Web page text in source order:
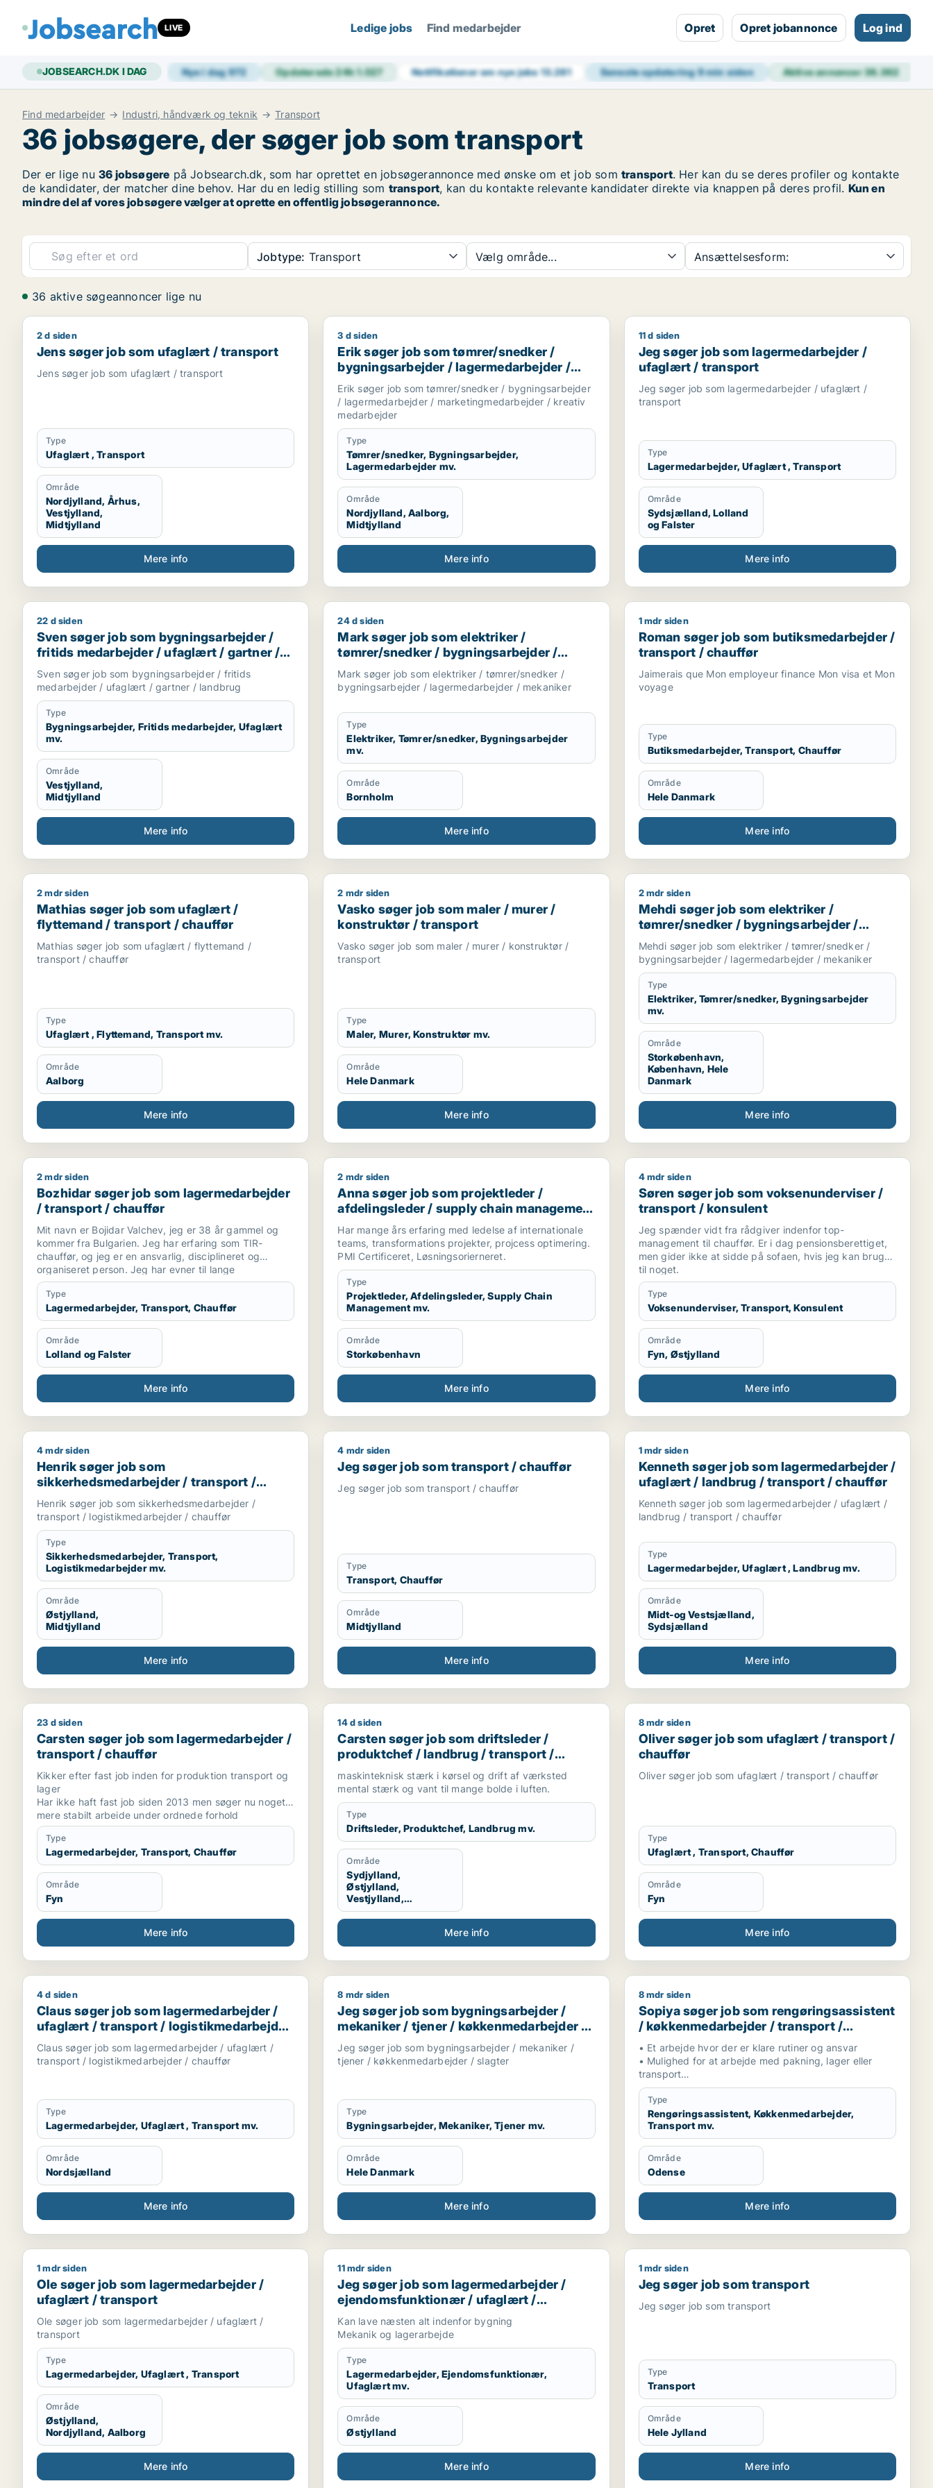
LIVE Ledige jobs Find medarbejder Opret Opret jobannonce Log ind
JOBSEARCH.DK I DAG Nye i dag972 Opdaterede 24h1.027 Notifikationer om nye jobs13.281 Seneste opdatering9 min siden Aktive annoncer36.362
Find medarbejder Industri, håndværk og teknik Transport
36 jobsøgere, der søger job som transport
Der er lige nu 36 jobsøgere på Jobsearch.dk, som har oprettet en jobsøgerannonce med ønske om et job somtransport. Her kan du se deres profiler og kontakte
de kandidater, der matcher dine behov. Har du en ledig stilling som transport, kan du kontakte relevante kandidater direkte via knappen på deres profil. Kun en
mindre del af vores jobsøgere vælger at oprette en offentlig jobsøgerannonce.
Jobtype: Transport Vælg område... Ansættelsesform:
36 aktive søgeannoncer lige nu
Jens søger job som ufaglært / transport
2 d siden
Jens søger job som ufaglært / transport
Jens søger job som ufaglært / transport
Type
Ufaglært , Transport
Område
Nordjylland, Århus,
Vestjylland,
Midtjylland
Mere info
Erik søger job som tømrer/snedker / bygningsarbejder / lagermedarbejder / marketingmedarbejder / kreativ
3 d siden
Erik søger job som tømrer/snedker /
bygningsarbejder / lagermedarbejder /
marketingmedarbejder / kreativ
medarbejder
Erik søger job som tømrer/snedker / bygningsarbejder
/ lagermedarbejder / marketingmedarbejder / kreativ
medarbejder
Type
Tømrer/snedker, Bygningsarbejder,
Lagermedarbejder mv.
Område
Nordjylland, Aalborg,
Midtjylland
Mere info
Jeg søger job som lagermedarbejder / ufaglært /
11 d siden
Jeg søger job som lagermedarbejder /
ufaglært / transport
Jeg søger job som lagermedarbejder / ufaglært /
transport
Type
Lagermedarbejder, Ufaglært , Transport
Område
Sydsjælland, Lolland
og Falster
Mere info
Sven søger job som bygningsarbejder / fritids medarbejder / ufaglært / gartner / landbrug
22 d siden
Sven søger job som bygningsarbejder /
fritids medarbejder / ufaglært / gartner /
landbrug
Sven søger job som bygningsarbejder / fritids
medarbejder / ufaglært / gartner / landbrug
Type
Bygningsarbejder, Fritids medarbejder, Ufaglært
mv.
Område
Vestjylland,
Midtjylland
Mere info
Mark søger job som elektriker / tømrer/snedker / bygningsarbejder / lagermedarbejder / mekaniker
24 d siden
Mark søger job som elektriker /
tømrer/snedker / bygningsarbejder /
lagermedarbejder / mekaniker
Mark søger job som elektriker / tømrer/snedker /
bygningsarbejder / lagermedarbejder / mekaniker
Type
Elektriker, Tømrer/snedker, Bygningsarbejder
mv.
Område
Bornholm
Mere info
Roman søger job som butiksmedarbejder / transport
1 mdr siden
Roman søger job som butiksmedarbejder /
transport / chauffør
Jaimerais que Mon employeur finance Mon visa et Mon
voyage
Type
Butiksmedarbejder, Transport, Chauffør
Område
Hele Danmark
Mere info
Mathias søger job som ufaglært / flyttemand / transport / chauffør
2 mdr siden
Mathias søger job som ufaglært /
flyttemand / transport / chauffør
Mathias søger job som ufaglært / flyttemand /
transport / chauffør
Type
Ufaglært , Flyttemand, Transport mv.
Område
Aalborg
Mere info
Vasko søger job som maler / murer / konstruktør / transport
2 mdr siden
Vasko søger job som maler / murer /
konstruktør / transport
Vasko søger job som maler / murer / konstruktør /
transport
Type
Maler, Murer, Konstruktør mv.
Område
Hele Danmark
Mere info
Mehdi søger job som elektriker / tømrer/snedker /
2 mdr siden
Mehdi søger job som elektriker /
tømrer/snedker / bygningsarbejder /
lagermedarbejder / mekaniker
Mehdi søger job som elektriker / tømrer/snedker /
bygningsarbejder / lagermedarbejder / mekaniker
Type
Elektriker, Tømrer/snedker, Bygningsarbejder
mv.
Område
Storkøbenhavn,
København, Hele
Danmark
Mere info
Bozhidar søger job som lagermedarbejder / transport / chauffør
2 mdr siden
Bozhidar søger job som lagermedarbejder
/ transport / chauffør
Mit navn er Bojidar Valchev, jeg er 38 år gammel og
kommer fra Bulgarien. Jeg har erfaring som TIR-
chauffør, og jeg er en ansvarlig, disciplineret og
organiseret person. Jeg har evner til lange
internationale kurser, overholdelse af deadlines og
sikker kørsel af tunge lastbiler. Jeg arbejder roligt
under pres, og jeg værdsætter ærlighed og en
professionel indstilling. Jeg er klar til at udvikle og
bidrage med min erfaring og motivation til en fremtidig
arbejdsgiver.
Type
Lagermedarbejder, Transport, Chauffør
Område
Lolland og Falster
Mere info
Anna søger job som projektleder / afdelingsleder / supply chain management / produktchef / transport
2 mdr siden
Anna søger job som projektleder /
afdelingsleder / supply chain management
/ produktchef / transport
Har mange års erfaring med ledelse af internationale
teams, transformations projekter, projcess optimering.
PMI Certificeret, Løsningsorierneret.
Type
Projektleder, Afdelingsleder, Supply Chain
Management mv.
Område
Storkøbenhavn
Mere info
Søren søger job som voksenunderviser / transport /
4 mdr siden
Søren søger job som voksenunderviser /
transport / konsulent
Jeg spænder vidt fra rådgiver indenfor top-
management til chauffør. Er i dag pensionsberettiget,
men gider ikke at sidde på sofaen, hvis jeg kan bruges
til noget.
Type
Voksenunderviser, Transport, Konsulent
Område
Fyn, Østjylland
Mere info
Henrik søger job som sikkerhedsmedarbejder / transport / logistikmedarbejder / chauffør
4 mdr siden
Henrik søger job som
sikkerhedsmedarbejder / transport /
logistikmedarbejder / chauffør
Henrik søger job som sikkerhedsmedarbejder /
transport / logistikmedarbejder / chauffør
Type
Sikkerhedsmedarbejder, Transport,
Logistikmedarbejder mv.
Område
Østjylland,
Midtjylland
Mere info
Jeg søger job som transport / chauffør
4 mdr siden
Jeg søger job som transport / chauffør
Jeg søger job som transport / chauffør
Type
Transport, Chauffør
Område
Midtjylland
Mere info
Kenneth søger job som lagermedarbejder / ufaglært
1 mdr siden
Kenneth søger job som lagermedarbejder /
ufaglært / landbrug / transport / chauffør
Kenneth søger job som lagermedarbejder / ufaglært /
landbrug / transport / chauffør
Type
Lagermedarbejder, Ufaglært , Landbrug mv.
Område
Midt-og Vestsjælland,
Sydsjælland
Mere info
Carsten søger job som lagermedarbejder / transport / chauffør
23 d siden
Carsten søger job som lagermedarbejder /
transport / chauffør
Kikker efter fast job inden for produktion transport og
lager
Har ikke haft fast job siden 2013 men søger nu noget
mere stabilt arbejde under ordnede forhold
Type
Lagermedarbejder, Transport, Chauffør
Område
Fyn
Mere info
Carsten søger job som driftsleder / produktchef / landbrug / transport / chauffør
14 d siden
Carsten søger job som driftsleder /
produktchef / landbrug / transport /
chauffør
maskinteknisk stærk i kørsel og drift af værksted
mental stærk og vant til mange bolde i luften.
Type
Driftsleder, Produktchef, Landbrug mv.
Område
Sydjylland,
Østjylland,
Vestjylland,
Midtjylland
Mere info
Oliver søger job som ufaglært / transport / chauffør
8 mdr siden
Oliver søger job som ufaglært / transport /
chauffør
Oliver søger job som ufaglært / transport / chauffør
Type
Ufaglært , Transport, Chauffør
Område
Fyn
Mere info
Claus søger job som lagermedarbejder / ufaglært / transport / logistikmedarbejder / chauffør
4 d siden
Claus søger job som lagermedarbejder /
ufaglært / transport / logistikmedarbejder
/ chauffør
Claus søger job som lagermedarbejder / ufaglært /
transport / logistikmedarbejder / chauffør
Type
Lagermedarbejder, Ufaglært , Transport mv.
Område
Nordsjælland
Mere info
Jeg søger job som bygningsarbejder / mekaniker / tjener / køkkenmedarbejder / slagter
8 mdr siden
Jeg søger job som bygningsarbejder /
mekaniker / tjener / køkkenmedarbejder /
slagter
Jeg søger job som bygningsarbejder / mekaniker /
tjener / køkkenmedarbejder / slagter
Type
Bygningsarbejder, Mekaniker, Tjener mv.
Område
Hele Danmark
Mere info
Sopiya søger job som rengøringsassistent /
8 mdr siden
Sopiya søger job som rengøringsassistent
/ køkkenmedarbejder / transport /
hotelmedarbejder
• Et arbejde hvor der er klare rutiner og ansvar
• Mulighed for at arbejde med pakning, lager eller
transport
• Et miljø hvor orden, struktur og kvalitet bliver
værdsat
Type
Rengøringsassistent, Køkkenmedarbejder,
Transport mv.
Område
Odense
Mere info
Ole søger job som lagermedarbejder / ufaglært / transport
1 mdr siden
Ole søger job som lagermedarbejder /
ufaglært / transport
Ole søger job som lagermedarbejder / ufaglært /
transport
Type
Lagermedarbejder, Ufaglært , Transport
Område
Østjylland,
Nordjylland, Aalborg
Mere info
Jeg søger job som lagermedarbejder / ejendomsfunktionær / ufaglært / transport / chauffør
11 mdr siden
Jeg søger job som lagermedarbejder /
ejendomsfunktionær / ufaglært /
transport / chauffør
Kan lave næsten alt indenfor bygning
Mekanik og lagerarbejde
Type
Lagermedarbejder, Ejendomsfunktionær,
Ufaglært mv.
Område
Østjylland
Mere info
Jeg søger job som transport
1 mdr siden
Jeg søger job som transport
Jeg søger job som transport
Type
Transport
Område
Hele Jylland
Mere info